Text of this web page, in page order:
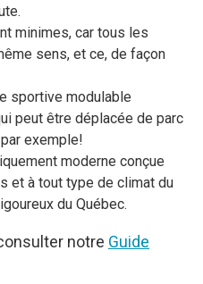
minimes, car tous les
sens, et ce, de façon
sportive modulable
peut être déplacée de parc
exemple!
moderne conçue
et à tout type de climat du
du Québec.
notre Guide